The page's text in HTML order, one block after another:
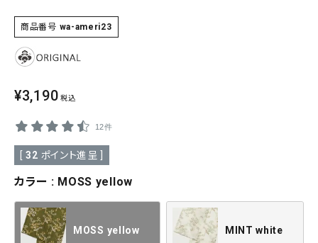
SHOPPING GUIDE
ABOUT
INFORMATION
商品番号 wa-ameri23
¥3,190 税込
12件
32 ポイント進呈 ]
カラー MOSS yellow
MOSS yellow MINT white